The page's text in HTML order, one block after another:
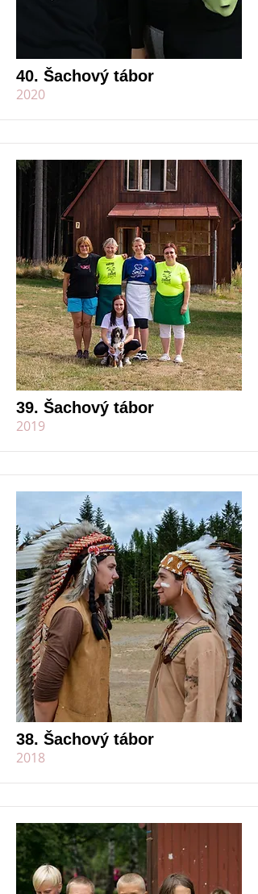
40. Šachový tábor
2020
39. Šachový tábor
2019
38. Šachový tábor
2018